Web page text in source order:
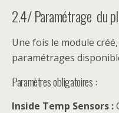
2.4/ Paramétrage du
Une fois le module
paramétrages
Paramètres obligatoires :
Inside Temp Sensors :